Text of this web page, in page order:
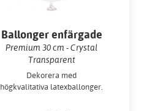
Ballonger enfärgade
Premium 30 cm - Crystal
Transparent
Dekorera med
högkvalitativa latexballonger.